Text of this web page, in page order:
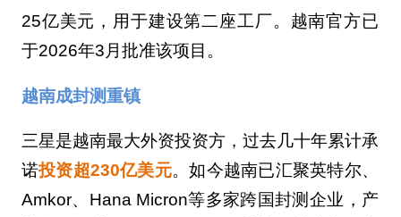
25亿美元，用于建设第二座工厂。越南官方已
于2026年3月批准该项目。
越南成封测重镇
三星是越南最大外资投资方，过去几十年累计承
诺投资超230亿美元。如今越南已汇聚英特尔、
Amkor、Hana Micron等多家跨国封测企业，产